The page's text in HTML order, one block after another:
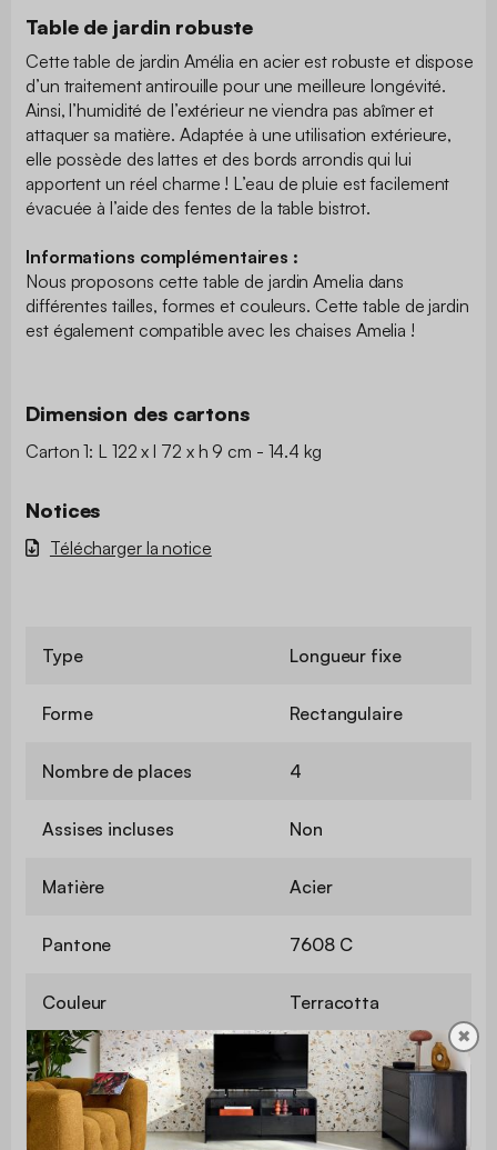
Table de jardin robuste
Cette table de jardin Amélia en acier est robuste et dispose
d’un traitement antirouille pour une meilleure longévité.
Ainsi, l’humidité de l’extérieur ne viendra pas abîmer et
attaquer sa matière. Adaptée à une utilisation extérieure,
elle possède des lattes et des bords arrondis qui lui
apportent un réel charme ! L’eau de pluie est facilement
évacuée à l’aide des fentes de la table bistrot.
Informations complémentaires :
Nous proposons cette table de jardin Amelia dans
différentes tailles, formes et couleurs. Cette table de jardin
est également compatible avec les chaises Amelia !
Dimension des cartons
Carton 1: L 122 x l 72 x h 9 cm - 14.4 kg
Notices
Télécharger la notice
Type Longueur fixe
Forme Rectangulaire
Nombre de places 4
Assises incluses Non
Matière Acier
Pantone 7608 C
Couleur Terracotta
Contient du
bois
Non
✖